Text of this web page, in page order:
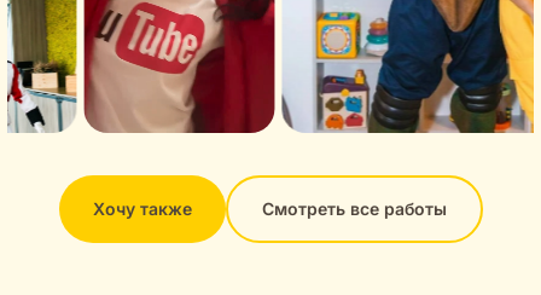
Хочу также Смотреть все работы